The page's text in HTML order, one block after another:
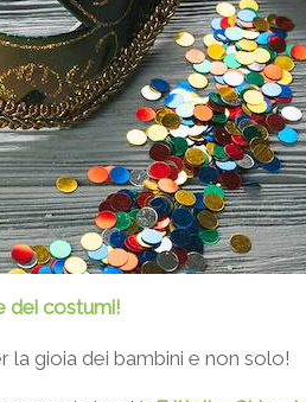
dei costumi!
la gioia dei bambini e non solo!